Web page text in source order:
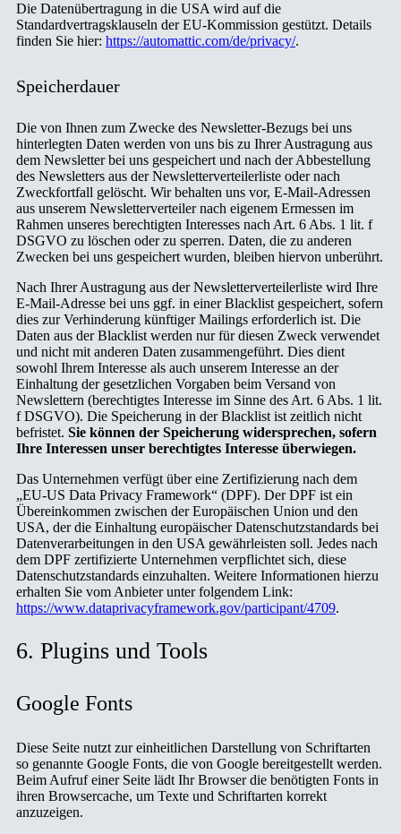
Die Datenübertragung in die USA wird auf die
Standardvertragsklauseln der EU-Kommission gestützt. Details
finden Sie hier: https://automattic.com/de/privacy/.
Speicherdauer
Die von Ihnen zum Zwecke des Newsletter-Bezugs bei uns
hinterlegten Daten werden von uns bis zu Ihrer Austragung aus
dem Newsletter bei uns gespeichert und nach der Abbestellung
des Newsletters aus der Newsletterverteilerliste oder nach
Zweckfortfall gelöscht. Wir behalten uns vor, E-Mail-Adressen
aus unserem Newsletterverteiler nach eigenem Ermessen im
Rahmen unseres berechtigten Interesses nach Art. 6 Abs. 1 lit. f
DSGVO zu löschen oder zu sperren. Daten, die zu anderen
Zwecken bei uns gespeichert wurden, bleiben hiervon unberührt.
Nach Ihrer Austragung aus der Newsletterverteilerliste wird Ihre
E-Mail-Adresse bei uns ggf. in einer Blacklist gespeichert, sofern
dies zur Verhinderung künftiger Mailings erforderlich ist. Die
Daten aus der Blacklist werden nur für diesen Zweck verwendet
und nicht mit anderen Daten zusammengeführt. Dies dient
sowohl Ihrem Interesse als auch unserem Interesse an der
Einhaltung der gesetzlichen Vorgaben beim Versand von
Newslettern (berechtigtes Interesse im Sinne des Art. 6 Abs. 1 lit.
f DSGVO). Die Speicherung in der Blacklist ist zeitlich nicht
befristet. Sie können der Speicherung widersprechen, sofern
Ihre Interessen unser berechtigtes Interesse überwiegen.
Das Unternehmen verfügt über eine Zertifizierung nach dem
„EU-US Data Privacy Framework“ (DPF). Der DPF ist ein
Übereinkommen zwischen der Europäischen Union und den
USA, der die Einhaltung europäischer Datenschutzstandards bei
Datenverarbeitungen in den USA gewährleisten soll. Jedes nach
dem DPF zertifizierte Unternehmen verpflichtet sich, diese
Datenschutzstandards einzuhalten. Weitere Informationen hierzu
erhalten Sie vom Anbieter unter folgendem Link:
https://www.dataprivacyframework.gov/participant/4709.
6. Plugins und Tools
Google Fonts
Diese Seite nutzt zur einheitlichen Darstellung von Schriftarten
so genannte Google Fonts, die von Google bereitgestellt werden.
Beim Aufruf einer Seite lädt Ihr Browser die benötigten Fonts in
ihren Browsercache, um Texte und Schriftarten korrekt
anzuzeigen.